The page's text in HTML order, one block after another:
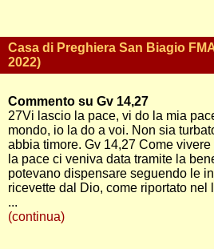
Casa di Preghiera San Biagio
2022)
Commento su Gv 14,27
27Vi lascio la pace, vi do la mia
mondo, io la do a voi. Non sia
abbia timore. Gv 14,27 Come
la pace ci veniva data tramite la
potevano dispensare seguendo le
ricevette dal Dio, come riportato nel
...
(continua)